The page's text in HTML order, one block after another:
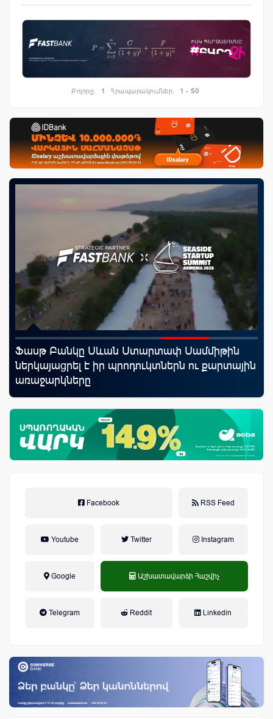
Բոլորը. 1 Հրապարակումներ. 1 - 50
Ֆասթ Բանկը Սևան Ստարտափ Սամմիթին
ներկայացրել է իր պրոդուկտներն ու քարտային
առաջարկները
Facebook RSS Feed
Youtube Twitter Instagram
Google Աշխատավարձի Հաշվիչ
Telegram Reddit Linkedin